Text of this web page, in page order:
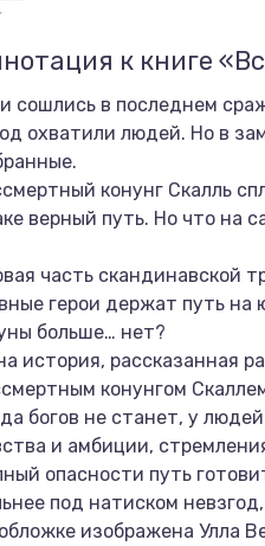
к книге
сошлись в последнем
охватили людей. Но в
конунг Скалль
верный путь. Но что на
часть скандинавской
герои держат путь
больше… нет?
история, рассказанная
конунгом
богов не станет, у
и амбиции,
опасности путь
под натиском
изображена Улла